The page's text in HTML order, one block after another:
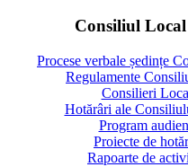
Consiliul Local
Procese verbale ședințe
Regulamente
Consilieri
Hotărâri ale
Program
Proiecte de
Rapoarte de